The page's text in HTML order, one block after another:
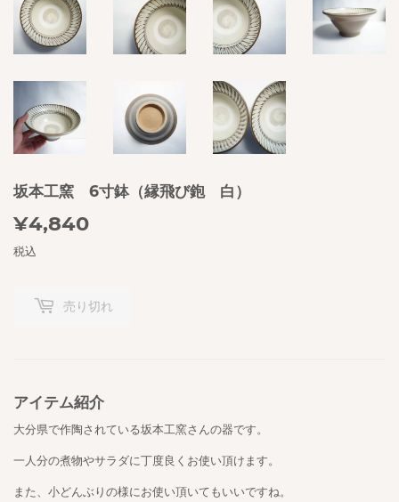
坂本工窯 6寸鉢（縁飛び鉋 白）
¥4,840
税込
売り切れ
アイテム紹介
大分県で作陶されている坂本工窯さんの器です。
一人分の煮物やサラダに丁度良くお使い頂けます。
また、小どんぶりの様にお使い頂いてもいいですね。